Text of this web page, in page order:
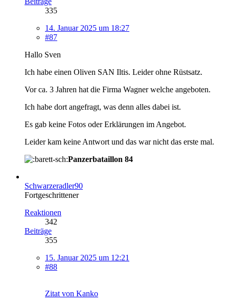
335
14. Januar 2025 um 18:27
#87
Hallo Sven
Ich habe einen Oliven SAN Iltis. Leider ohne Rüstsatz.
Vor ca. 3 Jahren hat die Firma Wagner welche angeboten.
Ich habe dort angefragt, was denn alles dabei ist.
Es gab keine Fotos oder Erklärungen im Angebot.
Leider kam keine Antwort und das war nicht das erste mal.
Panzerbataillon 84
Schwarzeradler90
Fortgeschrittener
Reaktionen
342
Beiträge
355
15. Januar 2025 um 12:21
#88
Zitat von Kanko